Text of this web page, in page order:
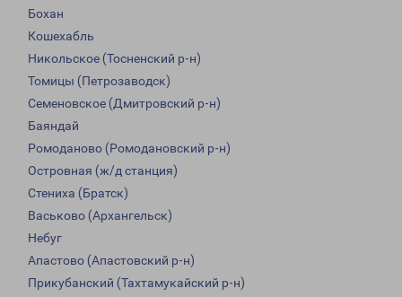
Бохан
Кошехабль
Никольское (Тосненский р-н)
Томицы (Петрозаводск)
Семеновское (Дмитровский р-н)
Баяндай
Ромоданово (Ромодановский р-н)
Островная (ж/д станция)
Стениха (Братск)
Васьково (Архангельск)
Небуг
Апастово (Апастовский р-н)
Прикубанский (Тахтамукайский р-н)